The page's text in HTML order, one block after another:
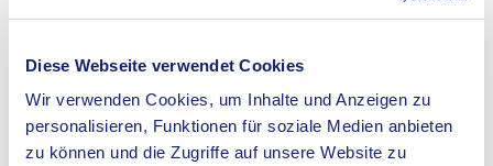
Diese Webseite verwendet Cookies
Wir verwenden Cookies, um Inhalte und Anzeigen zu
personalisieren, Funktionen für soziale Medien anbieten
zu können und die Zugriffe auf unsere Website zu